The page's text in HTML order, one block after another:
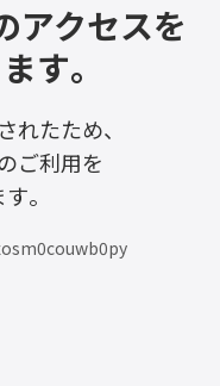
アクセスを
す。
れたため、
ご利用を
。